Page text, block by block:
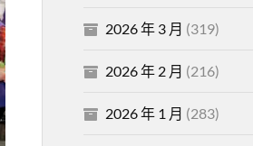
2026 年 3 月 (319)
2026 年 2 月 (216)
2026 年 1 月 (283)